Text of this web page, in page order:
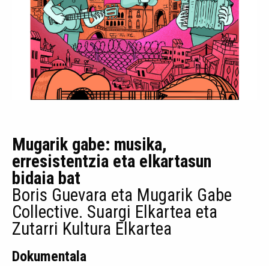
Mugarik gabe: musika,
erresistentzia eta elkartasun
bidaia bat
Boris Guevara eta Mugarik Gabe
Collective. Suargi Elkartea eta
Zutarri Kultura Elkartea
Dokumentala